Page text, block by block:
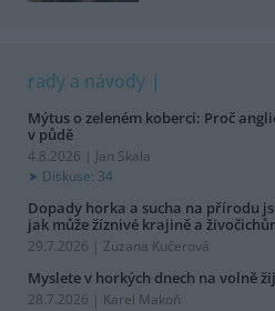
rady a návody
Mýtus o zeleném koberci: Proč
v půdě
4.8.2026 | Jan Skala
Diskuse: 34
Dopady horka a sucha na přírodu
jak může žíznivé krajině a
29.7.2026 | Zuzana Kučerová
Myslete v horkých dnech na volně
28.7.2026 | Karel Makoň